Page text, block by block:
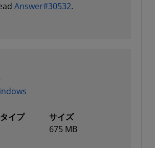
Answer#30532.
イプ
サイズ
675 MB